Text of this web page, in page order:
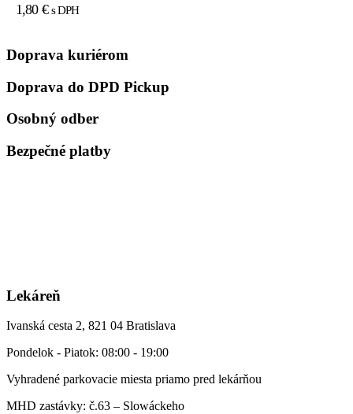
1,80 € s DPH
Doprava kuriérom
Doprava do DPD Pickup
Osobný odber
Bezpečné platby
Lekáreň
Ivanská cesta 2, 821 04 Bratislava
Pondelok - Piatok: 08:00 - 19:00
Vyhradené parkovacie miesta priamo pred lekárňou
MHD zastávky: č.63 – Slowáckeho